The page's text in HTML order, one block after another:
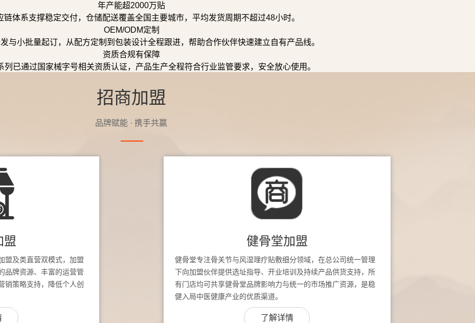
年产能超2000万贴
链体系支撑稳定交付，仓储配送覆盖全国主要城市，平均发货周期不超过48小时。
OEM/ODM定制
与小批量起订，从配方定制到包装设计全程跟进，帮助合作伙伴快速建立自有产品线。
资质合规有保障
列已通过国家械字号相关资质认证，产品生产全程符合行业监管要求，安全放心使用。
招商加盟
品牌赋能 · 携手共赢
盟
盟及类直营双模式，加盟
品牌资源、丰富的运营管
销策略支持，降低个人创
健骨堂加盟
健骨堂专注骨关节与风湿理疗贴敷细分领域，在总公司统一管理
下向加盟伙伴提供选址指导、开业培训及持续产品供货支持，所
有门店均可共享健骨堂品牌影响力与统一的市场推广资源，是稳
健入局中医健康产业的优质渠道。
了解详情